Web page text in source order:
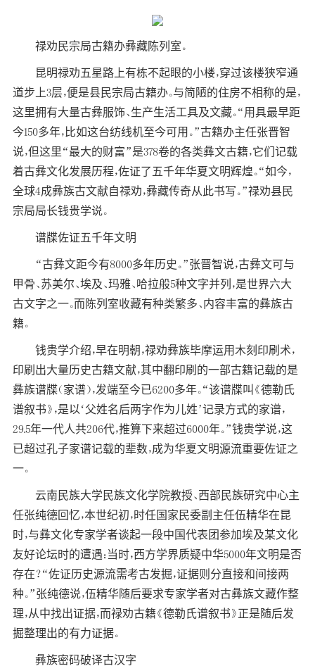
禄劝民宗局古籍办彝藏陈列室。
昆明禄劝五星路上有栋不起眼的小楼，穿过该楼狭窄通
道步上3层，便是县民宗局古籍办。与简陋的住房不相称的是，
这里拥有大量古彝服饰、生产生活工具及文藏。“用具最早距
今150多年，比如这台纺线机至今可用。”古籍办主任张晋智
说，但这里“最大的财富”是378卷的各类彝文古籍，它们记载
着古彝文化发展历程，佐证了五千年华夏文明辉煌。“如今，
全球4成彝族古文献自禄劝，彝藏传奇从此书写。”禄劝县民
宗局局长钱贵学说。
谱牒佐证五千年文明
“古彝文距今有8000多年历史。”张晋智说，古彝文可与
甲骨、苏美尔、埃及、玛雅、哈拉般5种文字并列，是世界六大
古文字之一。而陈列室收藏有种类繁多、内容丰富的彝族古
籍。
钱贵学介绍，早在明朝，禄劝彝族毕摩运用木刻印刷术，
印刷出大量历史古籍文献，其中翻印刷的一部古籍记载的是
彝族谱牒（家谱），发端至今已6200多年。“该谱牒叫《德勒氏
谱叙书》，是以‘父姓名后两字作为儿姓’记录方式的家谱，
29.5年一代人共206代，推算下来超过6000年。”钱贵学说，这
已超过孔子家谱记载的辈数，成为华夏文明源流重要佐证之
一。
云南 民族大学民族文化学院教授、西部民族研究中心主
任张纯德回忆，本世纪初，时任国家民委副主任伍精华在昆
时，与彝文化专家学者谈起一段中国代表团参加埃及某文化
友好论坛时的遭遇：当时，西方学界质疑中华5000年文明是否
存在？“佐证历史源流需考古发掘，证据则分直接和间接两
种。”张纯德说，伍精华随后要求专家学者对古彝族文藏作整
理，从中找出证据，而禄劝古籍《德勒氏谱叙书》正是随后发
掘整理出的有力证据。
彝族密码破译古汉字